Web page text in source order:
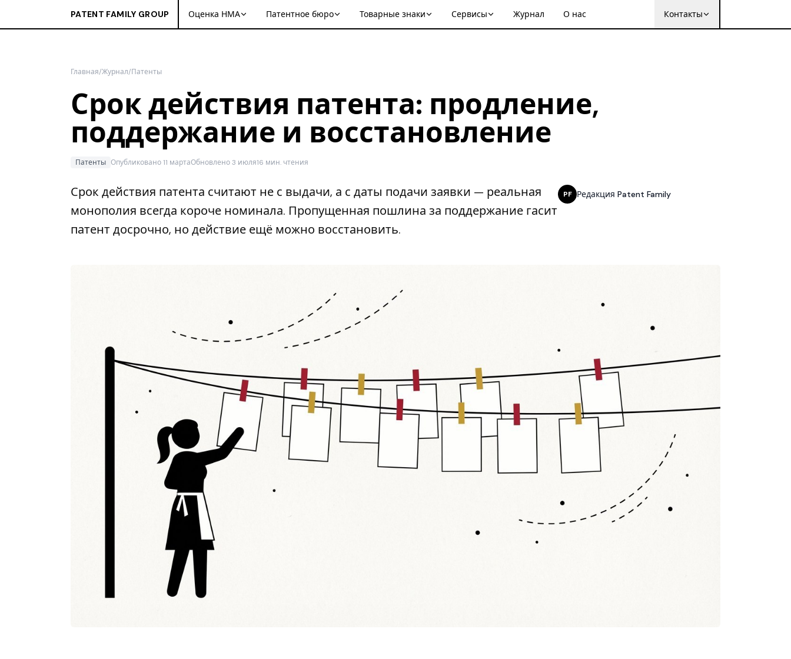
PATENT FAMILY GROUP Оценка НМА Патентное бюро Товарные знаки Сервисы Журнал О нас Контакты
Главная/Журнал/Патенты
Срок действия патента: продление,
поддержание и восстановление
Патенты Опубликовано 11 мартаОбновлено 3 июля16 мин. чтения
Срок действия патента считают не с выдачи, а с даты подачи заявки — реальная
монополия всегда короче номинала. Пропущенная пошлина за поддержание гасит
патент досрочно, но действие ещё можно восстановить.
PF Редакция Patent Family